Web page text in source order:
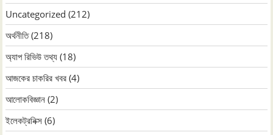
Uncategorized (212)
অর্থনীতি(218)
অ্যাপ রিভিউ তথ্য (18)
আজকের চাকরির খবর (4)
আলোকবিজ্ঞান (2)
ইলেকট্রনিক্স (6)